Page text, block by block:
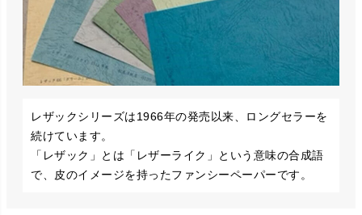
レザックシリーズは1966年の発売以来、ロングセラーを
続けています。
「レザック」とは「レザーライク」という意味の合成語
で、皮のイメージを持ったファンシーペーパーです。